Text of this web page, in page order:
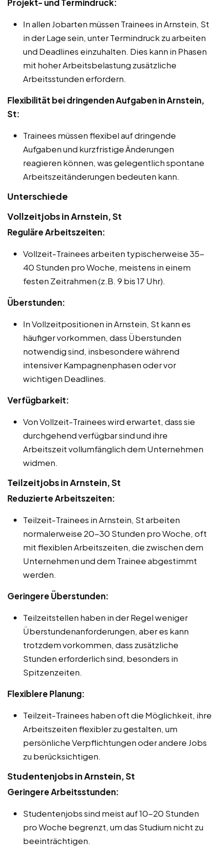
Projekt- und Termindruck:
In allen Jobarten müssen Trainees in Arnstein, St
in der Lage sein, unter Termindruck zu arbeiten
und Deadlines einzuhalten. Dies kann in Phasen
mit hoher Arbeitsbelastung zusätzliche
Arbeitsstunden erfordern.
Flexibilität bei dringenden Aufgaben in Arnstein,
St:
Trainees müssen flexibel auf dringende
Aufgaben und kurzfristige Änderungen
reagieren können, was gelegentlich spontane
Arbeitszeitänderungen bedeuten kann.
Unterschiede
Vollzeitjobs in Arnstein, St
Reguläre Arbeitszeiten:
Vollzeit-Trainees arbeiten typischerweise 35-
40 Stunden pro Woche, meistens in einem
festen Zeitrahmen (z.B. 9 bis 17 Uhr).
Überstunden:
In Vollzeitpositionen in Arnstein, St kann es
häufiger vorkommen, dass Überstunden
notwendig sind, insbesondere während
intensiver Kampagnenphasen oder vor
wichtigen Deadlines.
Verfügbarkeit:
Von Vollzeit-Trainees wird erwartet, dass sie
durchgehend verfügbar sind und ihre
Arbeitszeit vollumfänglich dem Unternehmen
widmen.
Teilzeitjobs in Arnstein, St
Reduzierte Arbeitszeiten:
Teilzeit-Trainees in Arnstein, St arbeiten
normalerweise 20-30 Stunden pro Woche, oft
mit flexiblen Arbeitszeiten, die zwischen dem
Unternehmen und dem Trainee abgestimmt
werden.
Geringere Überstunden:
Teilzeitstellen haben in der Regel weniger
Überstundenanforderungen, aber es kann
trotzdem vorkommen, dass zusätzliche
Stunden erforderlich sind, besonders in
Spitzenzeiten.
Flexiblere Planung:
Teilzeit-Trainees haben oft die Möglichkeit, ihre
Arbeitszeiten flexibler zu gestalten, um
persönliche Verpflichtungen oder andere Jobs
zu berücksichtigen.
Studentenjobs in Arnstein, St
Geringere Arbeitsstunden:
Studentenjobs sind meist auf 10-20 Stunden
pro Woche begrenzt, um das Studium nicht zu
beeinträchtigen.